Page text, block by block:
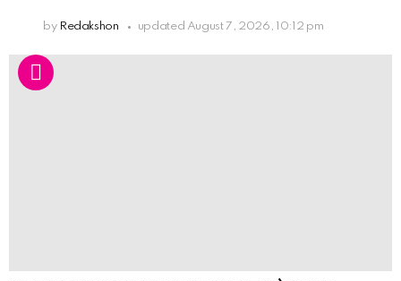
by Redakshon updated August 7, 2026, 10:12 pm